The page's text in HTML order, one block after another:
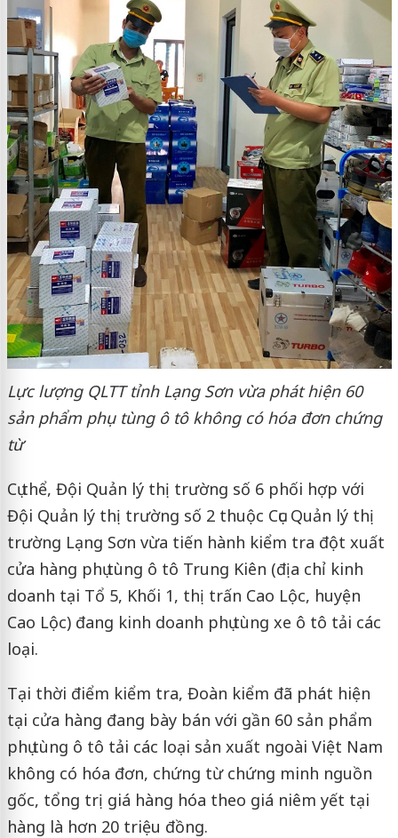
Lực lượng QLTT tỉnh Lạng Sơn vừa phát hiện 60
sản phẩm phụ tùng ô tô không có hóa đơn chứng
từ
Cụ thể, Đội Quản lý thị trường số 6 phối hợp với
Đội Quản lý thị trường số 2 thuộc Cục Quản lý thị
trường Lạng Sơn vừa tiến hành kiểm tra đột xuất
cửa hàng phụ tùng ô tô Trung Kiên (địa chỉ kinh
doanh tại Tổ 5, Khối 1, thị trấn Cao Lộc, huyện
Cao Lộc) đang kinh doanh phụ tùng xe ô tô tải các
loại.
Tại thời điểm kiểm tra, Đoàn kiểm đã phát hiện
tại cửa hàng đang bày bán với gần 60 sản phẩm
phụ tùng ô tô tải các loại sản xuất ngoài Việt Nam
không có hóa đơn, chứng từ chứng minh nguồn
gốc, tổng trị giá hàng hóa theo giá niêm yết tại
hàng là hơn 20 triệu đồng.